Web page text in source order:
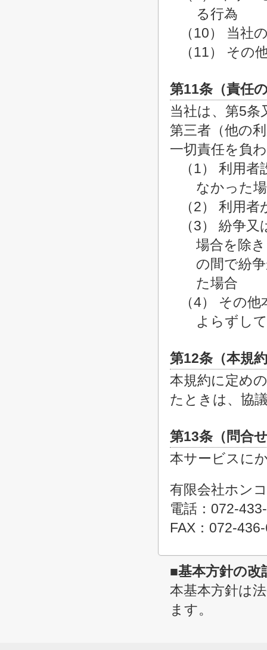
る行為
（10） 当社
（11） その
第11条（責任
当社は、第5条
第三者（他の
一切責任を負
（1） 利用
なかった
（2） 利用
（3） 紛争
場合を除
の間で紛
た場合
（4） その
よらずし
第12条（本規
本規約に定め
たときは、協
第13条（問合
本サービスに
有限会社ホン
電話：072-
FAX：072-
■基本方針の改
本基本方針は
ます。